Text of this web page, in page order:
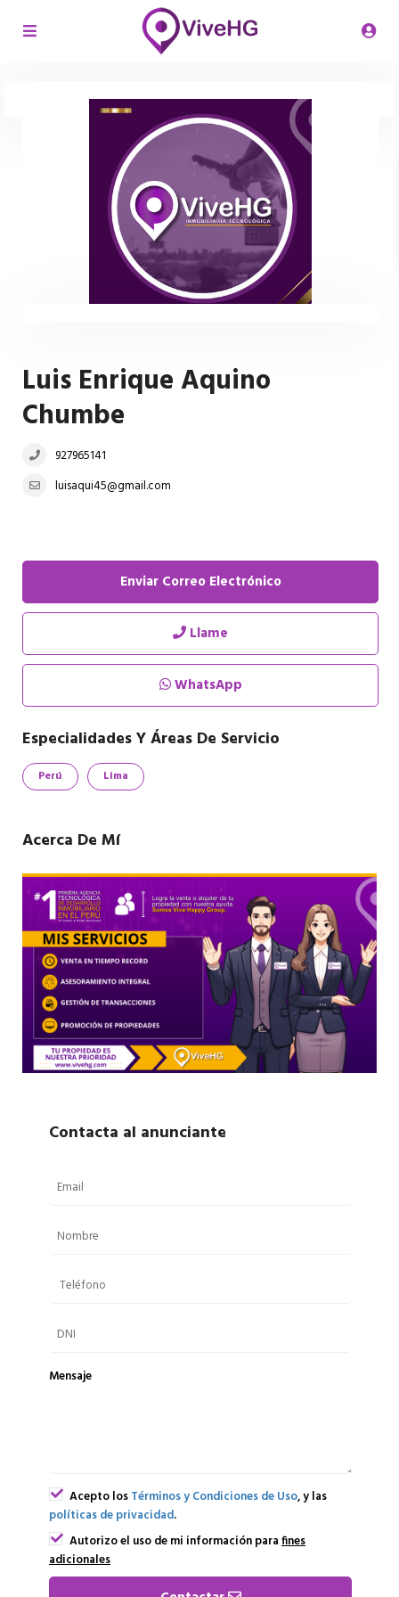
Luis Enrique Aquino
Chumbe
927965141
luisaqui45@gmail.com
Enviar Correo Electrónico
Llame
WhatsApp
Especialidades Y Áreas De Servicio
Perú Lima
Acerca De Mí
Contacta al anunciante
Mensaje
Acepto losTérminos y Condiciones de Uso, y las
políticas de privacidad.
Autorizo el uso de mi información parafines
adicionales